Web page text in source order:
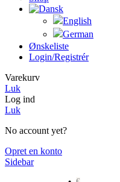
Ønskeliste
Login/registrér
Varekurv
Luk
Log ind
Luk
No account yet?
Opret en konto
Sidebar